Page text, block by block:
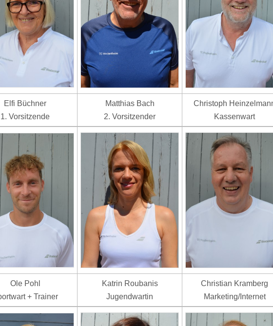
Elfi Büchner
1. Vorsitzende
Matthias Bach
2. Vorsitzender
Christoph
Kassenwart
Ole Pohl
+ Trainer
Katrin Roubanis
Jugendwartin
Christian Kramberg
Marketing/Internet